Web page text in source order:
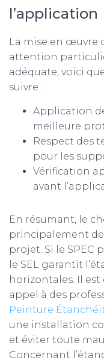
l’application
La mise en œuvre
attention
adéquate, voici
suivre :
Application
meilleure
Respect des
pour les
Vérification
avant
En résumant, le
principalement
projet. Si le SPEC
le SEL garantit
horizontales. Il
appel à des
Peinture
une installation
et éviter toute
Concernant